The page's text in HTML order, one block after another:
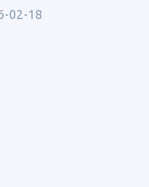
02-18